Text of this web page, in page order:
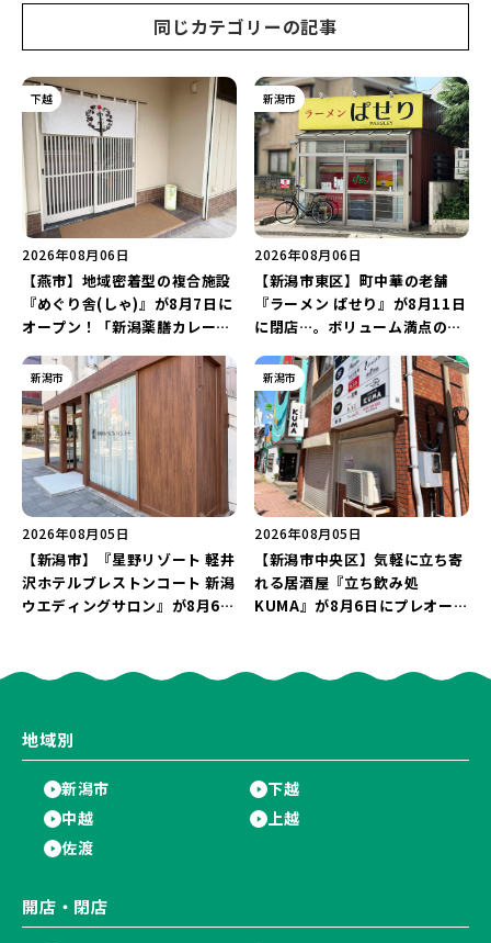
同じカテゴリーの記事
下越
2026年08月06日
【燕市】地域密着型の複合施設
『めぐり舎(しゃ)』が8月7日に
オープン！「新潟薬膳カレー
メニューや漆喰アートを楽しも
う♪
新潟市
2026年08月06日
【新潟市東区】町中華の老舗
『ラーメン ぱせり』が8月11日
に閉店…。ボリューム満点の名
新潟市
2026年08月05日
【新潟市】『星野リゾート 軽井
沢ホテルブレストンコート 新潟
ウエディングサロン』が8月6日
新潟市
2026年08月05日
【新潟市中央区】気軽に立ち寄
れる居酒屋『立ち飲み処
KUMA』が8月6日にプレオープ
♪
地域別
新潟市
下越
中越
上越
佐渡
開店・閉店